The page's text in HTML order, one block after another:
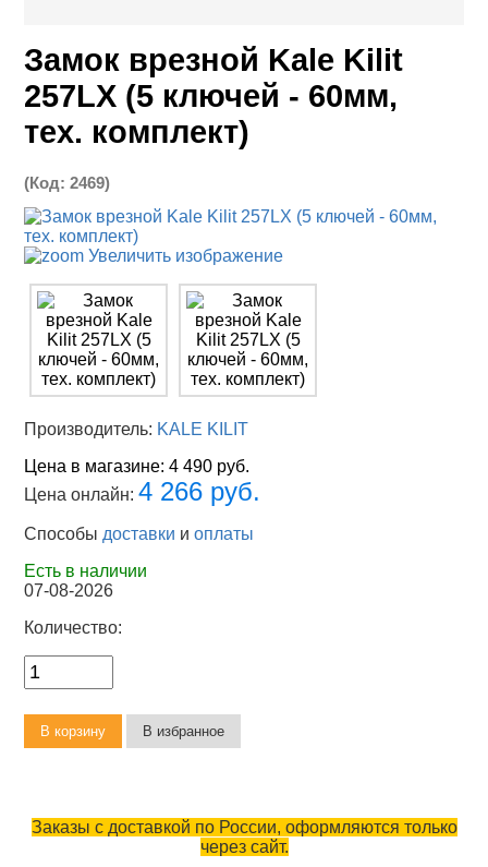
Замок врезной Kale Kilit
257LX (5 ключей - 60мм,
тех. комплект)
(Код:2469)
Увеличить изображение
Производитель: KALE KILIT
Цена в магазине:4 490 руб.
Цена онлайн:4 266 руб.
Способы доставки иоплаты
Есть в наличии
07-08-2026
Количество:
Заказы с доставкой по России, оформляются только
через сайт.